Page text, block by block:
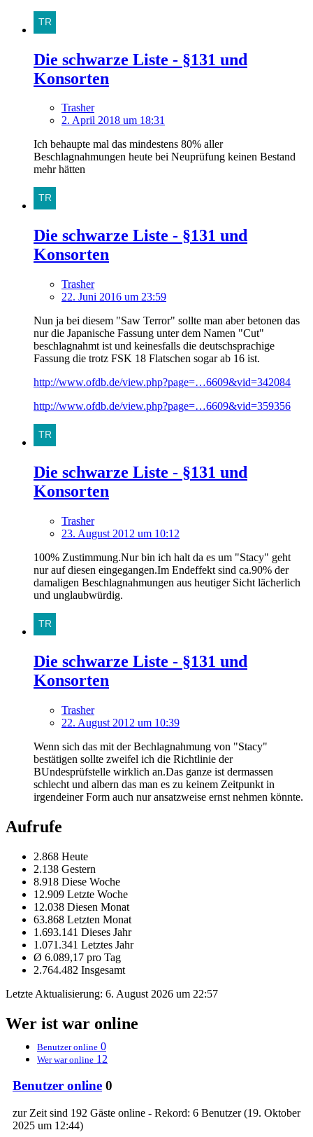
Die schwarze Liste - §131 und
Konsorten
Trasher
2. April 2018 um 18:31
Ich behaupte mal das mindestens 80% aller
Beschlagnahmungen heute bei Neuprüfung keinen Bestand
mehr hätten
Die schwarze Liste - §131 und
Konsorten
Trasher
22. Juni 2016 um 23:59
Nun ja bei diesem "Saw Terror" sollte man aber betonen das
nur die Japanische Fassung unter dem Namen "Cut"
beschlagnahmt ist und keinesfalls die deutschsprachige
Fassung die trotz FSK 18 Flatschen sogar ab 16 ist.
http://www.ofdb.de/view.php?page=…6609&vid=342084
http://www.ofdb.de/view.php?page=…6609&vid=359356
Die schwarze Liste - §131 und
Konsorten
Trasher
23. August 2012 um 10:12
100% Zustimmung.Nur bin ich halt da es um "Stacy" geht
nur auf diesen eingegangen.Im Endeffekt sind ca.90% der
damaligen Beschlagnahmungen aus heutiger Sicht lächerlich
und unglaubwürdig.
Die schwarze Liste - §131 und
Konsorten
Trasher
22. August 2012 um 10:39
Wenn sich das mit der Bechlagnahmung von "Stacy"
bestätigen sollte zweifel ich die Richtlinie der
BUndesprüfstelle wirklich an.Das ganze ist dermassen
schlecht und albern das man es zu keinem Zeitpunkt in
irgendeiner Form auch nur ansatzweise ernst nehmen könnte.
Aufrufe
2.868 Heute
2.138 Gestern
8.918 Diese Woche
12.909 Letzte Woche
12.038 Diesen Monat
63.868 Letzten Monat
1.693.141 Dieses Jahr
1.071.341 Letztes Jahr
Ø 6.089,17 pro Tag
2.764.482 Insgesamt
Letzte Aktualisierung: 6. August 2026 um 22:57
Wer ist war online
Benutzer online 0
Wer war online 12
Benutzer online 0
zur Zeit sind 192 Gäste online - Rekord: 6 Benutzer (19. Oktober
2025 um 12:44)